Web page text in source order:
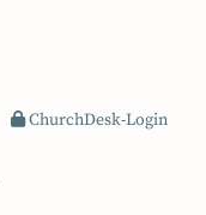
ChurchDesk-Login